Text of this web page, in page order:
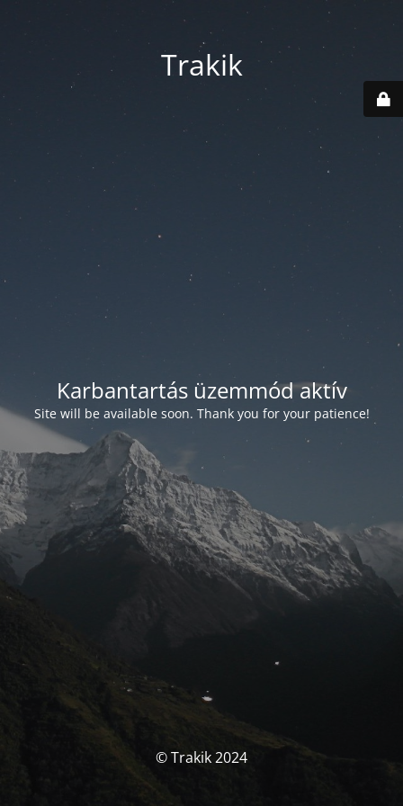
Trakik
Karbantartás üzemmód aktív
Site will be available soon. Thank you for your patience!
© Trakik 2024